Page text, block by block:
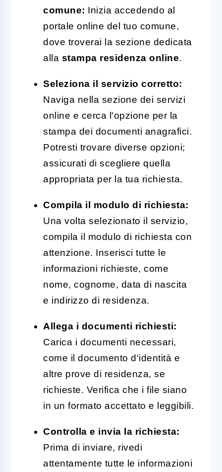
comune: Inizia accedendo al
portale online del tuo comune,
dove troverai la sezione dedicata
alla stampa residenza online.
Seleziona il servizio corretto:
Naviga nella sezione dei servizi
online e cerca l'opzione per la
stampa dei documenti anagrafici.
Potresti trovare diverse opzioni;
assicurati di scegliere quella
appropriata per la tua richiesta.
Compila il modulo di richiesta:
Una volta selezionato il servizio,
compila il modulo di richiesta con
attenzione. Inserisci tutte le
informazioni richieste, come
nome, cognome, data di nascita
e indirizzo di residenza.
Allega i documenti richiesti:
Carica i documenti necessari,
come il documento d'identità e
altre prove di residenza, se
richieste. Verifica che i file siano
in un formato accettato e leggibili.
Controlla e invia la richiesta:
Prima di inviare, rivedi
attentamente tutte le informazioni